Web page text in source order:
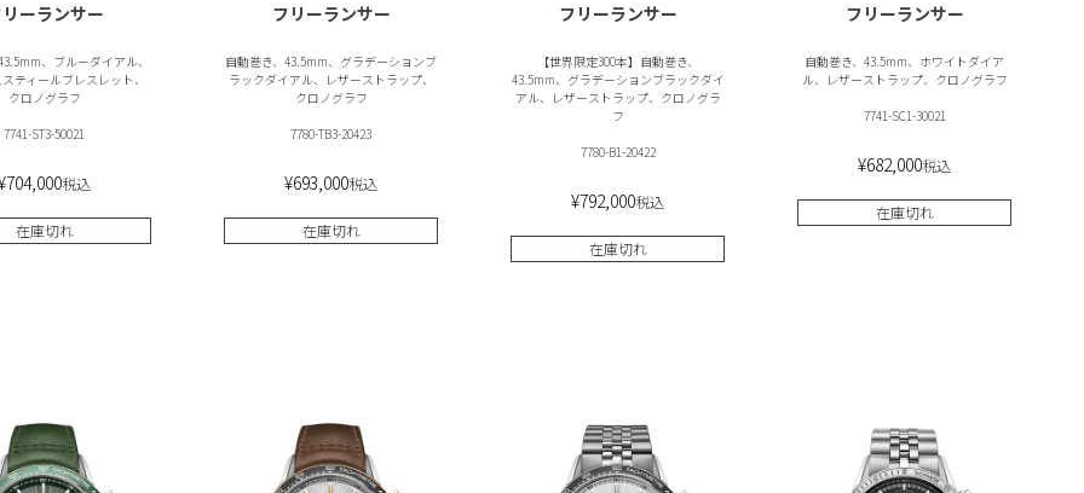
ーランサー
、ブルーダイアル、
ティールブレスレット、
クロノグラフ
7741-ST3-50021
704,000税込
在庫切れ
フリーランサー
自動巻き、43.5mm、グラデーションブ
ラックダイアル、レザーストラップ、
クロノグラフ
7780-TB3-20423
¥693,000税込
在庫切れ
フリーランサー
【世界限定300本】自動巻き、
43.5mm、グラデーションブラックダイ
アル、レザーストラップ、クロノグラ
フ
7780-B1-20422
¥792,000税込
在庫切れ
フリーランサー
自動巻き、43.5mm、ホワイトダイア
ル、レザーストラップ、クロノグラフ
7741-SC1-30021
¥682,000税込
在庫切れ